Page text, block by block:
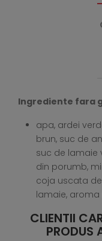
Ingrediente fara
apa, ardei
brun, suc de
suc de lamaie
din porumb,
coja uscata
lamaie,
CLIENTII
PRODUS